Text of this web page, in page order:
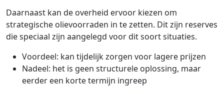
Daarnaast kan de overheid ervoor kiezen om
strategische olievoorraden in te zetten. Dit zijn reserves
die speciaal zijn aangelegd voor dit soort situaties.
Voordeel: kan tijdelijk zorgen voor lagere prijzen
Nadeel: het is geen structurele oplossing, maar
eerder een korte termijn ingreep